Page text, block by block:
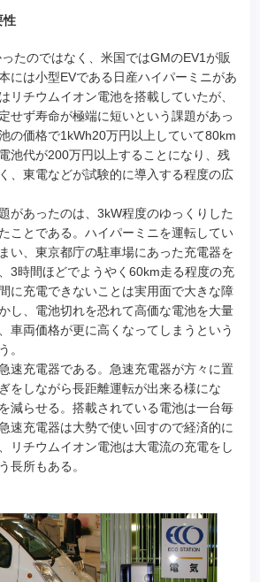
性
たのではなく、米国ではGMのEV1が販
には小型EVである日産ハイパーミニがあ
リチウムイオン電池を搭載していたが、
せず寿命が極端に短いという課題があっ
の価格で1kWh20万円以上していて80km
池代が200万円以上することになり、残
、東電などが試験的に導入する程度の広
があったのは、3kW程度のゆっくりした
ことである。ハイパーミニを運転してい
い、東京都庁の駐車場にあった充電器を
3時間ほどでようやく60km走る程度の充
に充電できないことは実用面で大きな障
し、電池切れを恐れて高価な電池を大量
車両価格が更に高くなってしまうという
。
速充電器である。急速充電器が方々に置
をしながら長距離運転が出来る様にな
減らせる。搭載されている電池は一台毎
速充電器は大勢で使い回すので経済的に
リチウムイオン電池は大電流の充電をし
長所もある。